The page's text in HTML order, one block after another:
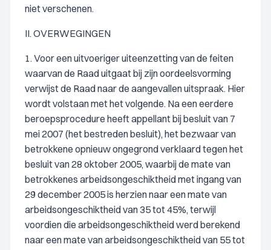
niet verschenen.
II. OVERWEGINGEN
1. Voor een uitvoeriger uiteenzetting van de feiten
waarvan de Raad uitgaat bij zijn oordeelsvorming
verwijst de Raad naar de aangevallen uitspraak. Hier
wordt volstaan met het volgende. Na een eerdere
beroepsprocedure heeft appellant bij besluit van 7
mei 2007 (het bestreden besluit), het bezwaar van
betrokkene opnieuw ongegrond verklaard tegen het
besluit van 28 oktober 2005, waarbij de mate van
betrokkenes arbeidsongeschiktheid met ingang van
29 december 2005 is herzien naar een mate van
arbeidsongeschiktheid van 35 tot 45%, terwijl
voordien die arbeidsongeschiktheid werd berekend
naar een mate van arbeidsongeschiktheid van 55 tot